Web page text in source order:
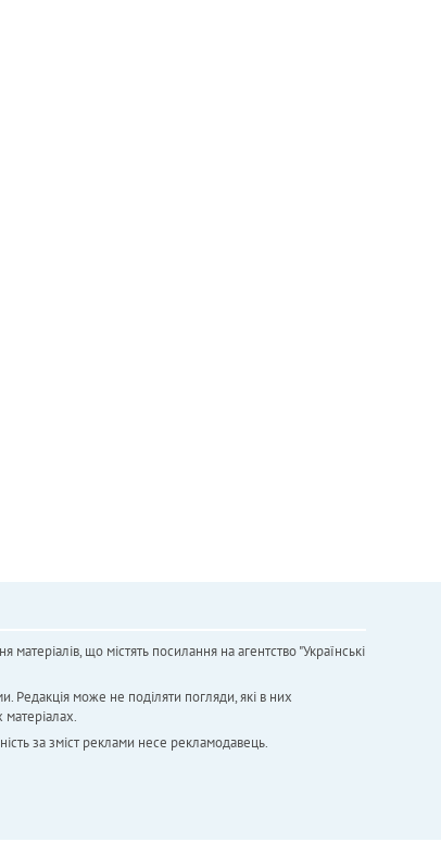
що містять посилання на агентство "Українськi
Редакція може не поділяти погляди, які в них
за зміст реклами несе рекламодавець.